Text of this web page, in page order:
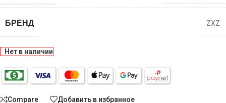
БРЕНД ZXZ
Нет в наличии
Compare Добавить в избранное